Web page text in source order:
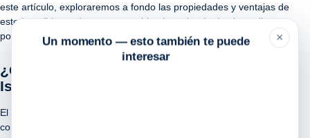
este artículo, exploraremos a fondo las propiedades y ventajas de
este increíble producto que combina lo mejor de dos ingredientes
poderosos: el camote silvestre y las isoflavonas de soya.
¿Qué es el Camote Silvestre con
Isoflavonas de Soya Shelo Nabel?
El camote silvestre es una raíz vegetal conocida por su alto
contenido de antioxidantes, vitaminas y minerales. Por otro lado,
×
Un momento — esto también te puede
interesar